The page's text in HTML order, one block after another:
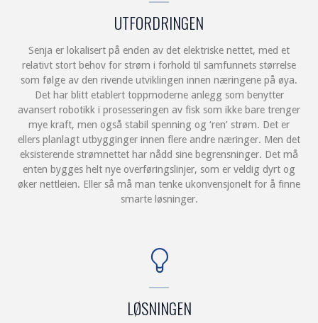
UTFORDRINGEN
Senja er lokalisert på enden av det elektriske nettet, med et
relativt stort behov for strøm i forhold til samfunnets størrelse
som følge av den rivende utviklingen innen næringene på øya.
Det har blitt etablert toppmoderne anlegg som benytter
avansert robotikk i prosesseringen av fisk som ikke bare trenger
mye kraft, men også stabil spenning og ‘ren’ strøm. Det er
ellers planlagt utbygginger innen flere andre næringer. Men det
eksisterende strømnettet har nådd sine begrensninger. Det må
enten bygges helt nye overføringslinjer, som er veldig dyrt og
øker nettleien. Eller så må man tenke ukonvensjonelt for å finne
smarte løsninger.
LØSNINGEN